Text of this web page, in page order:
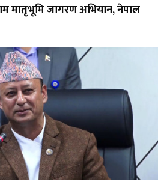
मातृभूमि जागरण अभियान, नेपाल